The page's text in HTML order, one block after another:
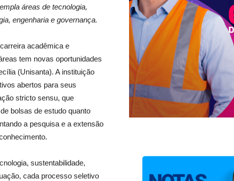
áreas de tecnologia,
engenharia e governança.
acadêmica e
tem novas oportunidades
(Unisanta). A instituição
abertos para seus
stricto sensu, que
bolsas de estudo quanto
a pesquisa e a extensão
sustentabilidade,
cada processo seletivo